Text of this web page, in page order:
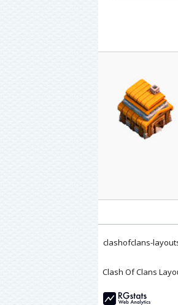
clashofclans-
Clash Of Clans